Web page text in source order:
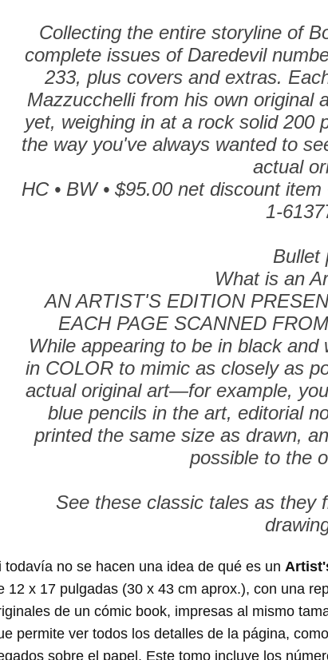
Collecting the entire storyline of
complete issues of Daredevil
233, plus covers and extras.
Mazzucchelli from his own original
yet, weighing in at a rock solid 200
the way you've always wanted to
actual
HC • BW • $95.00 net discount item
1-
Bullet
What is an
AN ARTIST'S EDITION
EACH PAGE SCANNED
While appearing to be in black
in COLOR to mimic as closely as
actual original art—for example,
blue pencils in the art, editorial
printed the same size as drawn,
possible to the
See these classic tales as they
todavía no se hacen una idea de qué es un
12 x 17 pulgadas (30 x 43 cm aprox.), con una
de un cómic book, impresas al mismo
permite ver todos los detalles de la página,
sobre el papel. Este tomo incluye los